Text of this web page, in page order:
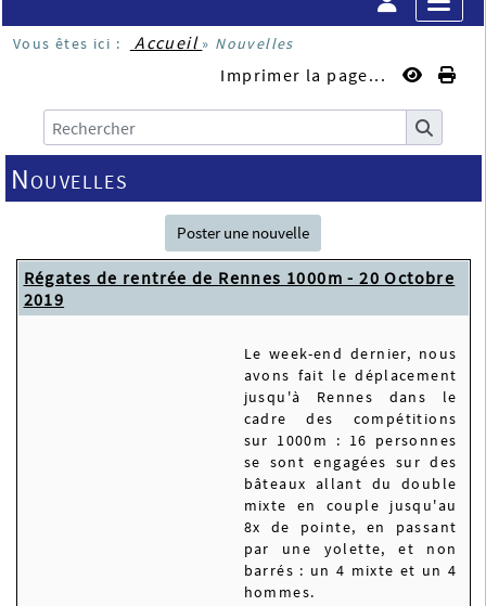
Vous êtes ici : Accueil » Nouvelles
Imprimer la page...
Nouvelles
Poster une nouvelle
Régates de rentrée de Rennes 1000m - 20 Octobre
2019
Le week-end dernier, nous
avons fait le déplacement
jusqu'à Rennes dans le
cadre des compétitions
sur 1000m : 16 personnes
se sont engagées sur des
bâteaux allant du double
mixte en couple jusqu'au
8x de pointe, en passant
par une yolette, et non
barrés : un 4 mixte et un 4
hommes.